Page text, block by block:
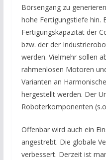
Börsengang zu
hohe Fertigungstiefe hin.
Fertigungskapazität der
bzw. der der
werden. Vielmehr sollen
rahmenlosen Motoren
Varianten an
hergestellt werden. Der
Roboterkomponenten
Offenbar wird auch ein
angestrebt. Die globale
verbessert. Derzeit ist